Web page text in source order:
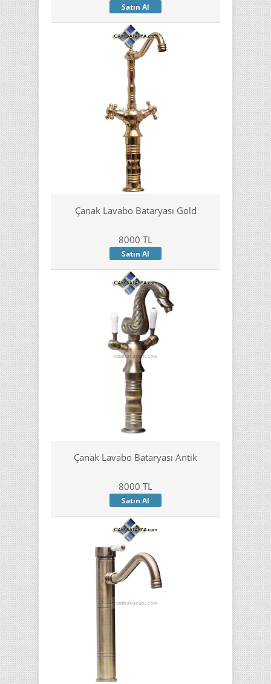
Satın Al
Çanak Lavabo Bataryası Gold
8000 TL
Satın Al
Çanak Lavabo Bataryası Antik
8000 TL
Satın Al